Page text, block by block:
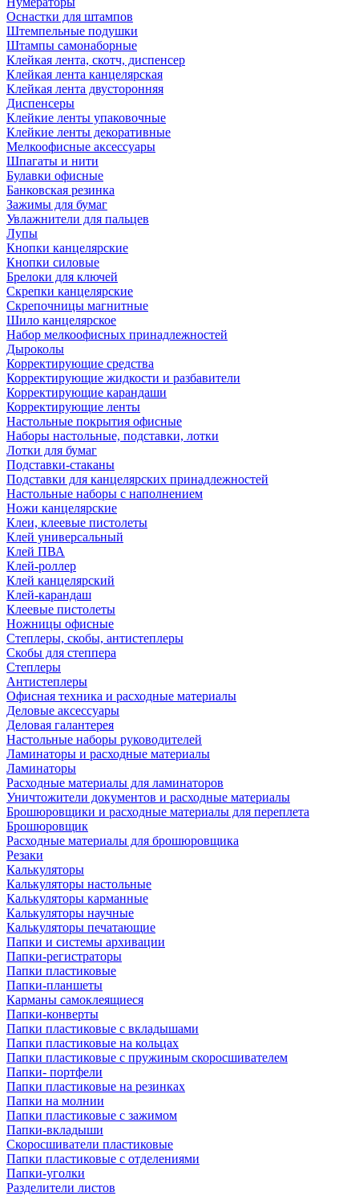
Оснастки для штампов
Штемпельные подушки
Штампы самонаборные
Клейкая лента, скотч, диспенсер
Клейкая лента канцелярская
Клейкая лента двусторонняя
Диспенсеры
Клейкие ленты упаковочные
Клейкие ленты декоративные
Мелкоофисные аксессуары
Шпагаты и нити
Булавки офисные
Банковская резинка
Зажимы для бумаг
Увлажнители для пальцев
Лупы
Кнопки канцелярские
Кнопки силовые
Брелоки для ключей
Скрепки канцелярские
Скрепочницы магнитные
Шило канцелярское
Набор мелкоофисных принадлежностей
Дыроколы
Корректирующие средства
Корректирующие жидкости и разбавители
Корректирующие карандаши
Корректирующие ленты
Настольные покрытия офисные
Наборы настольные, подставки, лотки
Лотки для бумаг
Подставки-стаканы
Подставки для канцелярских принадлежностей
Настольные наборы с наполнением
Ножи канцелярские
Клеи, клеевые пистолеты
Клей универсальный
Клей ПВА
Клей-роллер
Клей канцелярский
Клей-карандаш
Клеевые пистолеты
Ножницы офисные
Степлеры, скобы, антистеплеры
Скобы для степпера
Степлеры
Антистеплеры
Офисная техника и расходные материалы
Деловые аксессуары
Деловая галантерея
Настольные наборы руководителей
Ламинаторы и расходные материалы
Ламинаторы
Расходные материалы для ламинаторов
Уничтожители документов и расходные материалы
Брошюровщики и расходные материалы для переплета
Брошюровщик
Расходные материалы для брошюровщика
Резаки
Калькуляторы
Калькуляторы настольные
Калькуляторы карманные
Калькуляторы научные
Калькуляторы печатающие
Папки и системы архивации
Папки-регистраторы
Папки пластиковые
Папки-планшеты
Карманы самоклеящиеся
Папки-конверты
Папки пластиковые с вкладышами
Папки пластиковые на кольцах
Папки пластиковые с пружиным скоросшивателем
Папки- портфели
Папки пластиковые на резинках
Папки на молнии
Папки пластиковые с зажимом
Папки-вкладыши
Скоросшиватели пластиковые
Папки пластиковые с отделениями
Папки-уголки
Разделители листов